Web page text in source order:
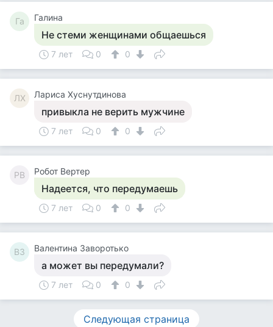
Га Галина
Не стеми женщинами общаешься
7 лет 0 0
ЛХ Лариса Хуснутдинова
привыкла не верить мужчине
7 лет 0 0
РВ Робот Вертер
Надеется, что передумаешь
7 лет 0 0
ВЗ Валентина Заворотько
а может вы передумали?
7 лет 0 0
Следующая страница